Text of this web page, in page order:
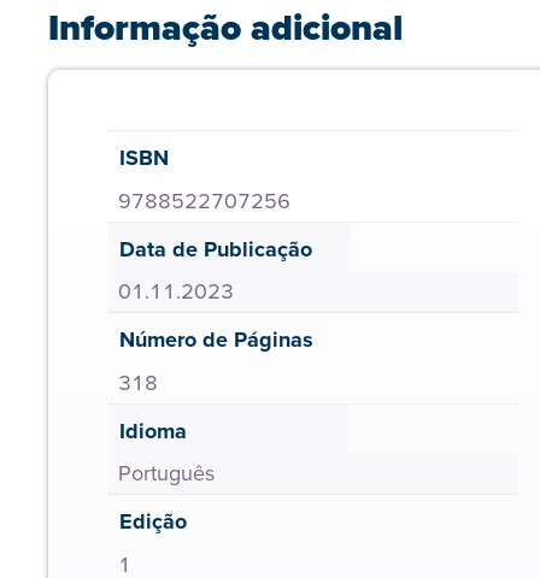
Informação adicional
ISBN
9788522707256
Data de Publicação
01.11.2023
Número de Páginas
318
Idioma
Português
Edição
1